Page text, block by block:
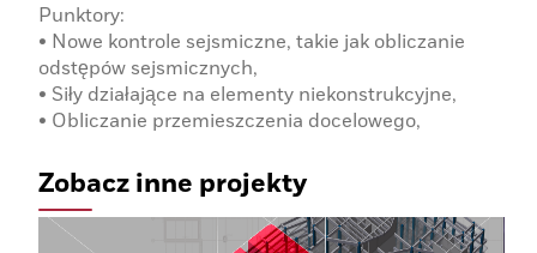
Punktory:
• Nowe kontrole sejsmiczne, takie jak obliczanie
odstępów sejsmicznych,
• Siły działające na elementy niekonstrukcyjne,
• Obliczanie przemieszczenia docelowego,
Zobacz inne projekty